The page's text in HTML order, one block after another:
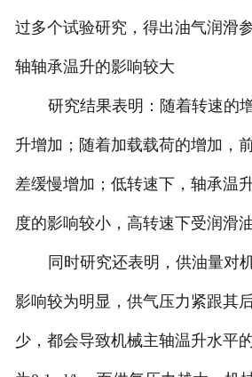
过多个试验研究，得出油气润滑
轴轴承温升的影响较大
研究结果表明：随着转速的
升增加；随着加载载荷的增加，
差缓慢增加；低转速下，轴承温
度的影响较小，高转速下受润滑
同时研究还表明，供油量对
影响较为明显，供气压力紧跟其
少，都会导致机械主轴温升水平